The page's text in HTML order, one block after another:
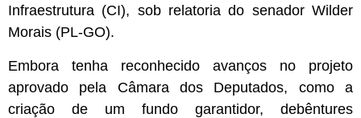
Infraestrutura (CI), sob relatoria do senador Wilder
Morais (PL-GO).
Embora tenha reconhecido avanços no projeto
aprovado pela Câmara dos Deputados, como a
criação de um fundo garantidor, debêntures